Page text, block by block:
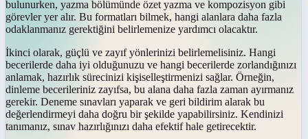
bulunurken, yazma bölümünde özet yazma ve kompozisyon gibi
görevler yer alır. Bu formatları bilmek, hangi alanlara daha fazla
odaklanmanız gerektiğini belirlemenize yardımcı olacaktır.
İkinci olarak, güçlü ve zayıf yönlerinizi belirlemelisiniz. Hangi
becerilerde daha iyi olduğunuzu ve hangi becerilerde zorlandığınızı
anlamak, hazırlık sürecinizi kişiselleştirmenizi sağlar. Örneğin,
dinleme becerileriniz zayıfsa, bu alana daha fazla zaman ayırmanız
gerekir. Deneme sınavları yaparak ve geri bildirim alarak bu
değerlendirmeyi daha doğru bir şekilde yapabilirsiniz. Kendinizi
tanımanız, sınav hazırlığınızı daha efektif hale getirecektir.